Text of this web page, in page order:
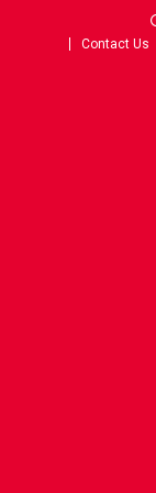
Contact Us